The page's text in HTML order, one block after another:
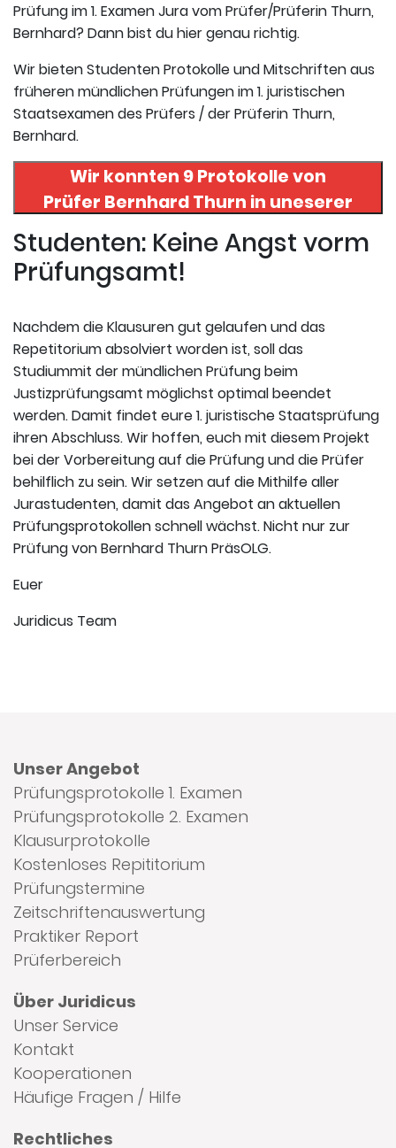
Prüfung im 1. Examen Jura vom Prüfer/Prüferin Thurn,
Bernhard? Dann bist du hier genau richtig.
Wir bieten Studenten Protokolle und Mitschriften aus
früheren mündlichen Prüfungen im 1. juristischen
Staatsexamen des Prüfers / der Prüferin Thurn,
Bernhard.
Wir konnten 9 Protokolle von
Prüfer Bernhard Thurn in uneserer
Datenbank finden. Hier
registrieren und die Protokolle
abrufen.
Studenten: Keine Angst vorm
Prüfungsamt!
Nachdem die Klausuren gut gelaufen und das
Repetitorium absolviert worden ist, soll das
Studiummit der mündlichen Prüfung beim
Justizprüfungsamt möglichst optimal beendet
werden. Damit findet eure 1. juristische Staatsprüfung
ihren Abschluss. Wir hoffen, euch mit diesem Projekt
bei der Vorbereitung auf die Prüfung und die Prüfer
behilflich zu sein. Wir setzen auf die Mithilfe aller
Jurastudenten, damit das Angebot an aktuellen
Prüfungsprotokollen schnell wächst. Nicht nur zur
Prüfung von Bernhard Thurn PräsOLG.
Euer
Juridicus Team
Unser Angebot
Prüfungsprotokolle 1. Examen
Prüfungsprotokolle 2. Examen
Klausurprotokolle
Kostenloses Repititorium
Prüfungstermine
Zeitschriftenauswertung
Praktiker Report
Prüferbereich
Über Juridicus
Unser Service
Kontakt
Kooperationen
Häufige Fragen / Hilfe
Rechtliches